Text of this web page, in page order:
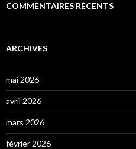
COMMENTAIRES RÉCENTS
ARCHIVES
mai 2026
avril 2026
mars 2026
février 2026